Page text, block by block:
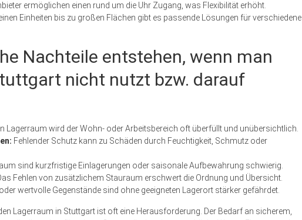
ermöglichen einen rund um die Uhr Zugang, was Flexibilität erhöht.
Einheiten bis zu großen Flächen gibt es passende Lösungen für verschiedene
Nachteile entstehen, wenn man
nicht nutzt bzw. darauf
Lagerraum wird der Wohn- oder Arbeitsbereich oft überfüllt und unübersichtlich.
Fehlender Schutz kann zu Schäden durch Feuchtigkeit, Schmutz oder
sind kurzfristige Einlagerungen oder saisonale Aufbewahrung schwierig.
Fehlen von zusätzlichem Stauraum erschwert die Ordnung und Übersicht.
wertvolle Gegenstände sind ohne geeigneten Lagerort stärker gefährdet.
Lagerraum in Stuttgart ist oft eine Herausforderung. Der Bedarf an sicherem,